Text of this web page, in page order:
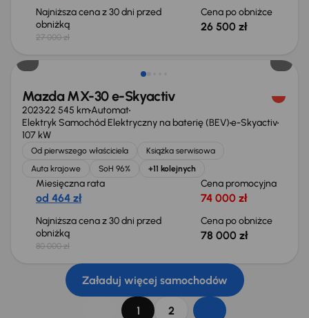
Najniższa cena z 30 dni przed
obniżką
27 000 zł
Cena po obniżce
26 500 zł
Taniej o 2 000 zł
Mazda MX-30 e-Skyactiv
202322 545 kmAutomat
Elektryk Samochód Elektryczny na baterię (BEV)e-Skyactiv
107 kW
Od pierwszego właściciela
Książka serwisowa
Auta krajowe
SoH 96% +11 kolejnych
Miesięczna rata
od 464 zł
Cena promocyjna
74 000 zł
Najniższa cena z 30 dni przed
obniżką
80 000 zł
Cena po obniżce
78 000 zł
Załaduj więcej samochodów
1 2